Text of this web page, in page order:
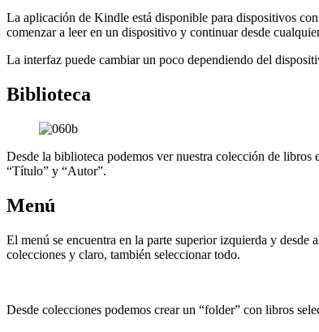
La aplicación de Kindle está disponible para dispositivos
comenzar a leer en un dispositivo y continuar desde
La interfaz puede cambiar un poco dependiendo del
Biblioteca
Desde la biblioteca podemos ver nuestra colección de libros
“Título” y “Autor”.
Menú
El menú se encuentra en la parte superior izquierda y
colecciones y claro, también seleccionar todo.
Desde colecciones podemos crear un “folder” con libros